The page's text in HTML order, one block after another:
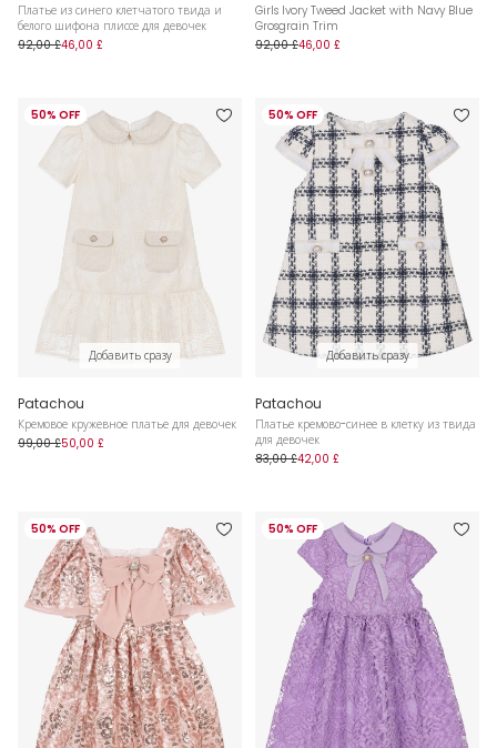
Платье из синего клетчатого твида и
белого шифона плиссе для девочек
92,00 £46,00 £
Girls Ivory Tweed Jacket with Navy Blue
Grosgrain Trim
92,00 £46,00 £
50% OFF
Добавить сразу
Patachou
Кремовое кружевное платье для девочек
99,00 £50,00 £
50% OFF
Добавить сразу
Patachou
Платье кремово-синее в клетку из твида
для девочек
83,00 £42,00 £
50% OFF 50% OFF